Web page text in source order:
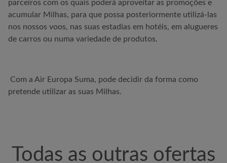
parceiros com os quais poderá aproveitar as promoções e
acumular Milhas, para que possa posteriormente utilizá-las
nos nossos voos, nas suas estadias em hotéis, em alugueres
de carros ou numa variedade de produtos.
Com a Air Europa Suma, pode decidir da forma como
pretende utilizar as suas Milhas.
Todas as outras ofertas